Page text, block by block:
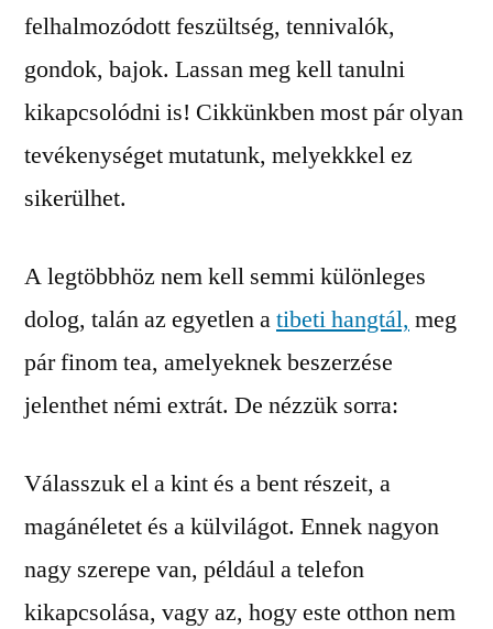
felhalmozódott feszültség, tennivalók,
gondok, bajok. Lassan meg kell tanulni
kikapcsolódni is! Cikkünkben most pár olyan
tevékenységet mutatunk, melyekkkel ez
sikerülhet.
A legtöbbhöz nem kell semmi különleges
dolog, talán az egyetlen atibeti hangtál, meg
pár finom tea, amelyeknek beszerzése
jelenthet némi extrát. De nézzük sorra:
Válasszuk el a kint és a bent részeit, a
magánéletet és a külvilágot. Ennek nagyon
nagy szerepe van, például a telefon
kikapcsolása, vagy az, hogy este otthon nem